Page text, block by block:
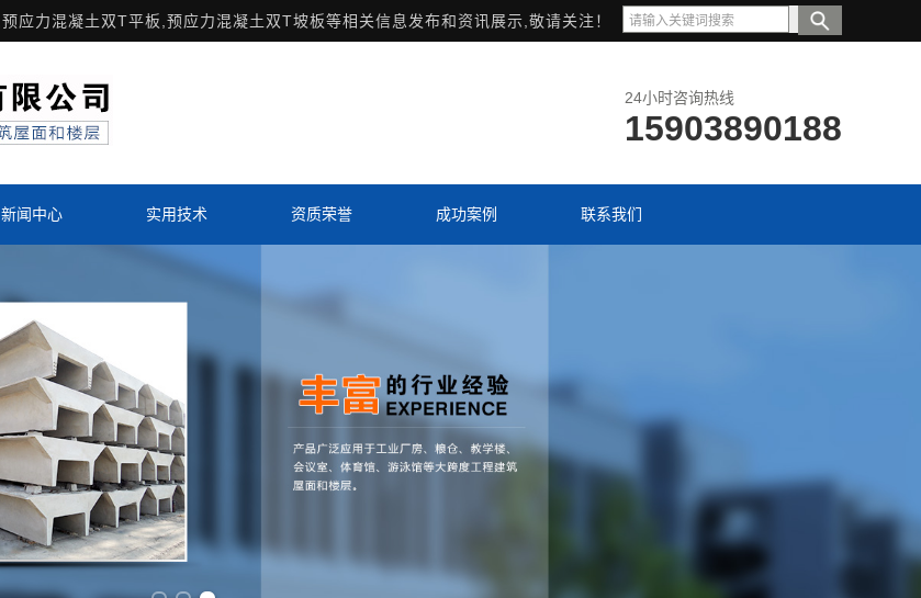
,预应力混凝土双T平板,预应力混凝土双T坡板等相关信息发布和资讯展示,敬请关注！
24小时咨询热线
15903890188
新闻中心 实用技术 资质荣誉 成功案例 联系我们